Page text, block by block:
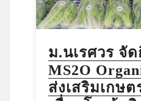
ม.นเรศวร จั
MS2O
ส่งเสริมเกษ